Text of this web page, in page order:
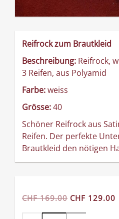
Reifrock zum Brautkleid
Beschreibung: Reifrock,
3 Reifen, aus Polyamid
Farbe:weiss
Grösse:40
Schöner Reifrock aus
Reifen. Der perfekte
Brautkleid den nötigen
CHF 169.00 CHF 129.00